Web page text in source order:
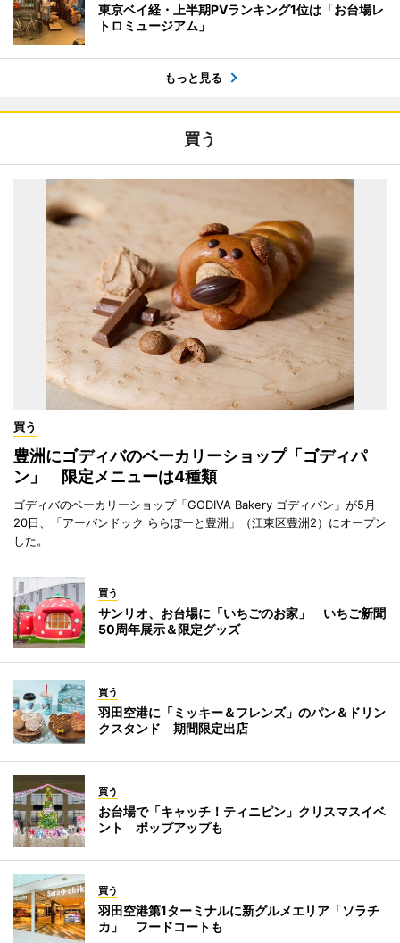
東京ベイ経・上半期PVランキング1位は「お台場レ
トロミュージアム」
もっと見る
買う
買う
豊洲にゴディバのベーカリーショップ「ゴディパ
ン」 限定メニューは4種類
ゴディバのベーカリーショップ「GODIVA Bakery ゴディパン」が5月
20日、「アーバンドック ららぽーと豊洲」（江東区豊洲2）にオープン
した。
買う
サンリオ、お台場に「いちごのお家」 いちご新聞
50周年展示＆限定グッズ
買う
羽田空港に「ミッキー＆フレンズ」のパン＆ドリン
クスタンド 期間限定出店
買う
お台場で「キャッチ！ティニピン」クリスマスイベ
ント ポップアップも
買う
羽田空港第1ターミナルに新グルメエリア「ソラチ
カ」 フードコートも